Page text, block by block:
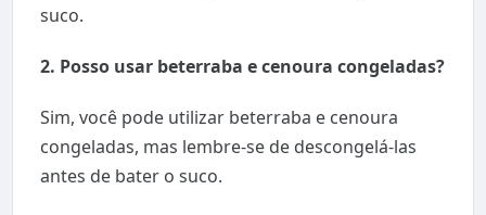
suco.
2. Posso usar beterraba e cenoura congeladas?
Sim, você pode utilizar beterraba e cenoura
congeladas, mas lembre-se de descongelá-las
antes de bater o suco.